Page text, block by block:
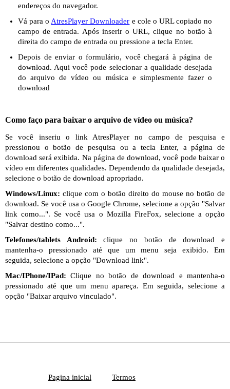
endereços do navegador.
Vá para o AtresPlayer Downloader e cole o URL copiado no
campo de entrada. Após inserir o URL, clique no botão à
direita do campo de entrada ou pressione a tecla Enter.
Depois de enviar o formulário, você chegará à página de
download. Aqui você pode selecionar a qualidade desejada
do arquivo de vídeo ou música e simplesmente fazer o
download
Como faço para baixar o arquivo de vídeo ou música?
Se você inseriu o link AtresPlayer no campo de pesquisa e
pressionou o botão de pesquisa ou a tecla Enter, a página de
download será exibida. Na página de download, você pode baixar o
vídeo em diferentes qualidades. Dependendo da qualidade desejada,
selecione o botão de download apropriado.
Windows/Linux: clique com o botão direito do mouse no botão de
download. Se você usa o Google Chrome, selecione a opção "Salvar
link como...". Se você usa o Mozilla FireFox, selecione a opção
"Salvar destino como...".
Telefones/tablets Android: clique no botão de download e
mantenha-o pressionado até que um menu seja exibido. Em
seguida, selecione a opção "Download link".
Mac/IPhone/IPad: Clique no botão de download e mantenha-o
pressionado até que um menu apareça. Em seguida, selecione a
opção "Baixar arquivo vinculado".
Pagina inicial Termos